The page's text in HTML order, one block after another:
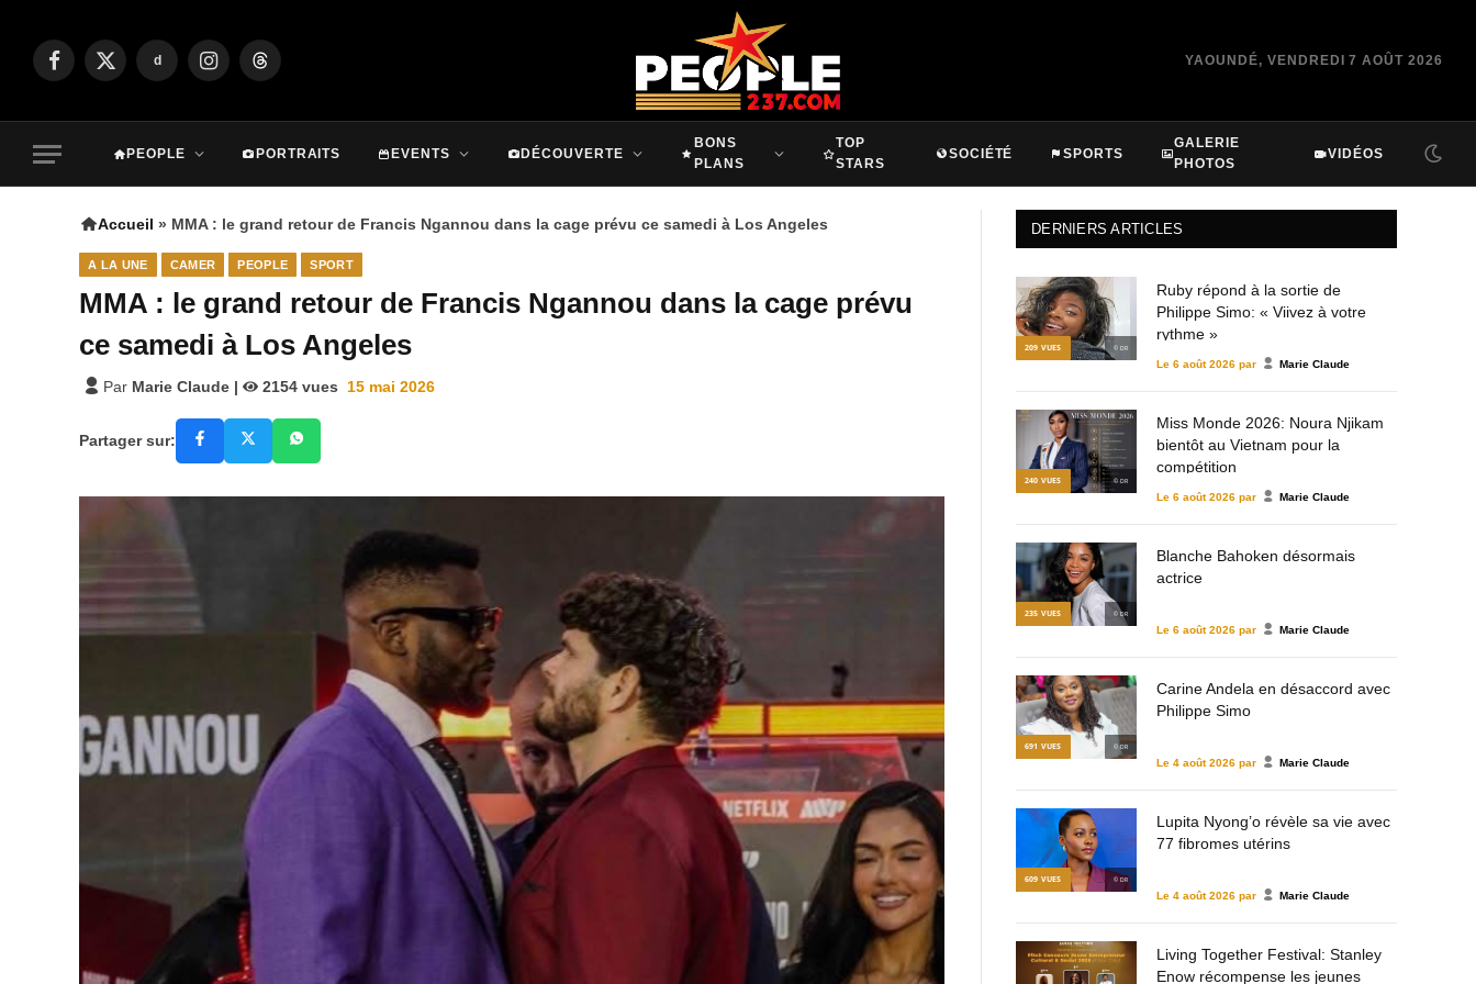
Facebook
X
d
InstagramThreads
YAOUNDÉ, VENDREDI 7 AOÛT 2026
PEOPLE PORTRAITS EVENTS DÉCOUVERTE
BONS
PLANS
TOP
STARS
SOCIÉTÉ SPORTS
GALERIE
PHOTOS
VIDÉOS
Accueil » MMA : le grand retour de Francis Ngannou dans la cage prévu ce samedi à Los Angeles
A LA UNE CAMER PEOPLE SPORT
MMA : le grand retour de Francis Ngannou dans la cage prévu
ce samedi à Los Angeles
Par Marie Claude | 2154 vues 15 mai 2026
Partager sur:
DERNIERS ARTICLES
209 VUES © DR
Ruby répond à la sortie de
Philippe Simo: « Viivez à votre
rythme »
Le 6 août 2026 par Marie Claude
240 VUES © DR
Miss Monde 2026: Noura Njikam
bientôt au Vietnam pour la
compétition
Le 6 août 2026 par Marie Claude
235 VUES © DR
Blanche Bahoken désormais
actrice
Le 6 août 2026 par Marie Claude
691 VUES © DR
Carine Andela en désaccord avec
Philippe Simo
Le 4 août 2026 par Marie Claude
609 VUES © DR
Lupita Nyong’o révèle sa vie avec
77 fibromes utérins
Le 4 août 2026 par Marie Claude
Living Together Festival: Stanley
Enow récompense les jeunes